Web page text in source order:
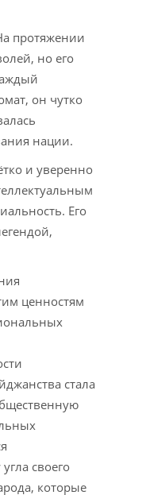
протяжении
но его
он чутко
нации.
и уверенно
Его
ценностям
стала
своего
которые